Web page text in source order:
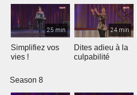
25 min
Simplifiez vos
vies !
24 min
Dites adieu à la
culpabilité
Season 8